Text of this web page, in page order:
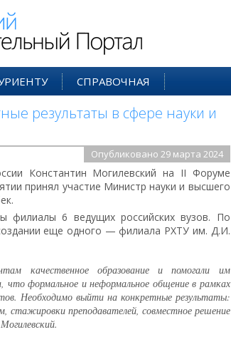
СПРАВОЧНАЯ
результаты в сфере науки и
Опубликовано 29 марта 2024
Константин Могилевский на II Форуме
принял участие Министр науки и высшего
филиалы 6 ведущих российских вузов. По
еще одного — филиала РХТУ им. Д.И.
качественное образование и помогали им
что формальное и неформальное общение в рамках
Необходимо выйти на конкретные результаты:
стажировки преподавателей, совместное решение